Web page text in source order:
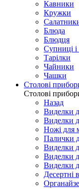
Кавники
Кружки
Блюда
Блюдця
Супниці і
Тарілки
Чайники
Чашки
Столові
Столові
Назад
Виделки
Виделки
Ножі для
Палички
Виделки
Виделки
Виделки
Десертні